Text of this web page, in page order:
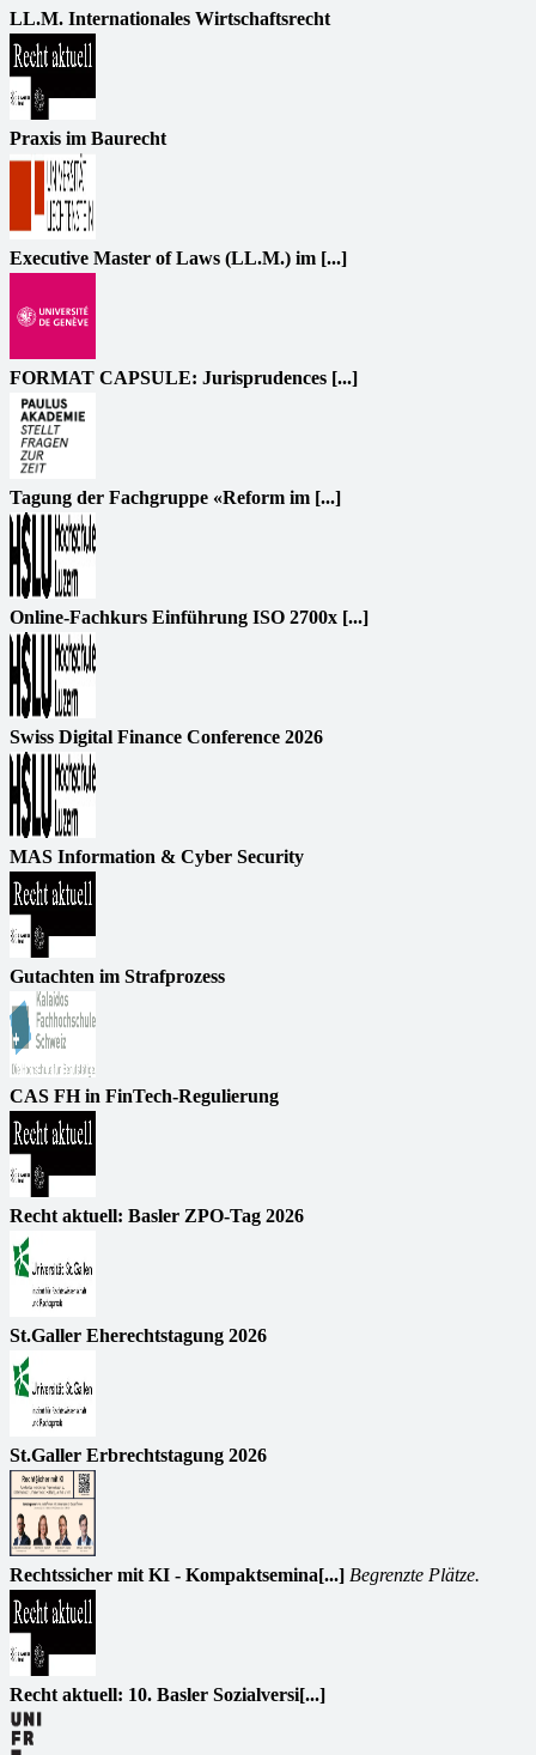
LL.M. Internationales Wirtschaftsrecht
Praxis im Baurecht
Executive Master of Laws (LL.M.) im [...]
FORMAT CAPSULE: Jurisprudences [...]
Tagung der Fachgruppe «Reform im [...]
Online-Fachkurs Einführung ISO 2700x [...]
Swiss Digital Finance Conference 2026
MAS Information & Cyber Security
Gutachten im Strafprozess
CAS FH in FinTech-Regulierung
Recht aktuell: Basler ZPO-Tag 2026
St.Galler Eherechtstagung 2026
St.Galler Erbrechtstagung 2026
Rechtssicher mit KI - Kompaktsemina[...] Begrenzte Plätze.
Recht aktuell: 10. Basler Sozialversi[...]